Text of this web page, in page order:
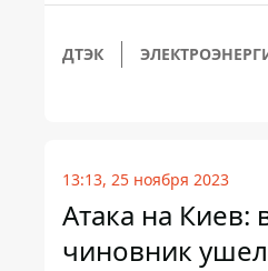
ДТЭК
13:13, 25 ноября 2023
Атака на Киев:
чиновник ушел